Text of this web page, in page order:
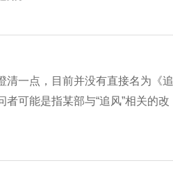
清一点，目前并没有直接名为《追
可能是指某部与“追风”相关的改